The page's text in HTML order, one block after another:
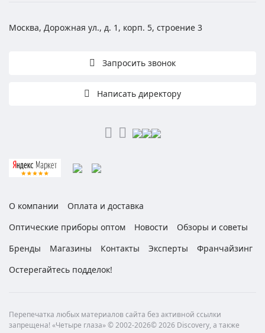
Москва, Дорожная ул., д. 1, корп. 5, строение 3
Запросить звонок
Написать директору
О компании
Оплата и доставка
Оптические приборы оптом
Новости
Обзоры и советы
Бренды
Магазины Контакты Эксперты
Франчайзинг
Остерегайтесь подделок!
Перепечатка любых материалов сайта без активной ссылки
запрещена! «Четыре глаза» © 2002-2026© 2026 Discovery, а также